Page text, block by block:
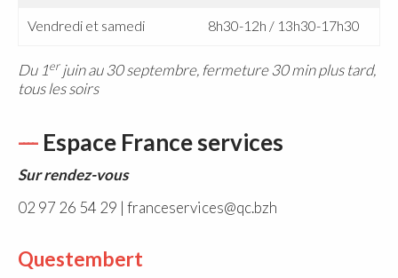
Vendredi et samedi 8h30-12h / 13h30-17h30
Du 1erjuin au 30 septembre, fermeture 30 min plus tard,
tous les soirs
Espace France services
Sur rendez-vous
02 97 26 54 29 | franceservices@qc.bzh
Questembert